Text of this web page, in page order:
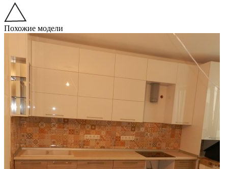
Похожие модели